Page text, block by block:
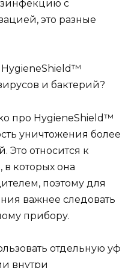
с
это разные
HygieneShield™
и бактерий?
про HygieneShield™
уничтожения более
Это относится к
в которых она
поэтому для
важнее следовать
прибору.
отдельную уф
внутри